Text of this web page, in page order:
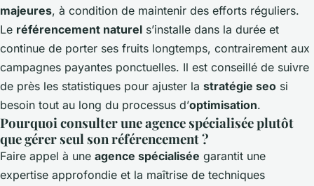
majeures, à condition de maintenir des efforts réguliers.
Le référencement naturel s’installe dans la durée et
continue de porter ses fruits longtemps, contrairement aux
campagnes payantes ponctuelles. Il est conseillé de suivre
de près les statistiques pour ajuster la stratégie seo si
besoin tout au long du processus d’optimisation.
Pourquoi consulter une agence spécialisée plutôt
que gérer seul son référencement ?
Faire appel à une agence spécialisée garantit une
expertise approfondie et la maîtrise de techniques